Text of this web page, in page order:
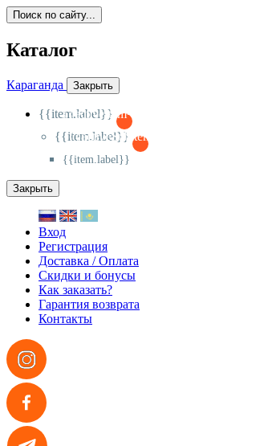
Поиск по сайту...
Каталог
Караганда Закрыть
{{item.label}}
{{activeItem==item.id?'-
{{item.label}}
{{activeSubitem==item.id?'-
{{item.label}}
Закрыть
Вход
Регистрация
Доставка / Оплата
Скидки и бонусы
Как заказать?
Гарантия возврата
Контакты